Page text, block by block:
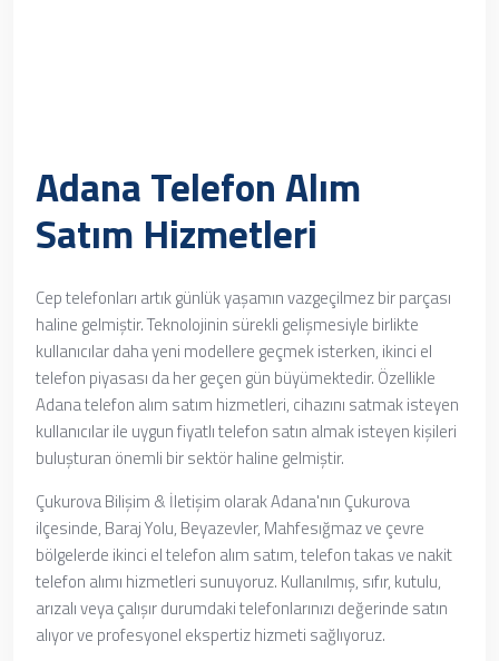
Adana Telefon Alım
Satım Hizmetleri
Cep telefonları artık günlük yaşamın vazgeçilmez bir parçası
haline gelmiştir. Teknolojinin sürekli gelişmesiyle birlikte
kullanıcılar daha yeni modellere geçmek isterken, ikinci el
telefon piyasası da her geçen gün büyümektedir. Özellikle
Adana telefon alım satım hizmetleri, cihazını satmak isteyen
kullanıcılar ile uygun fiyatlı telefon satın almak isteyen kişileri
buluşturan önemli bir sektör haline gelmiştir.
Çukurova Bilişim & İletişim olarak Adana'nın Çukurova
ilçesinde, Baraj Yolu, Beyazevler, Mahfesığmaz ve çevre
bölgelerde ikinci el telefon alım satım, telefon takas ve nakit
telefon alımı hizmetleri sunuyoruz. Kullanılmış, sıfır, kutulu,
arızalı veya çalışır durumdaki telefonlarınızı değerinde satın
alıyor ve profesyonel ekspertiz hizmeti sağlıyoruz.